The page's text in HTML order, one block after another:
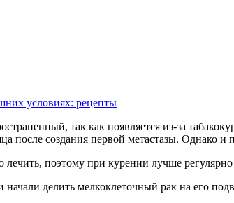
условиях: рецепты
так как появляется из-за
после создания первой метастазы. Однако
поэтому при курении лучше
делить мелкоклеточный рак на его